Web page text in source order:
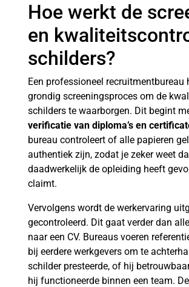
Hoe werkt de
en
schilders?
Een professioneel recruitmentbureau
grondig screeningsproces om de
schilders te waarborgen. Dit begint
verificatie van diploma’s en
bureau controleert of alle papieren
authentiek zijn, zodat je zeker weet
daadwerkelijk de opleiding heeft
claimt.
Vervolgens wordt de werkervaring
gecontroleerd. Dit gaat verder dan
naar een CV. Bureaus voeren
bij eerdere werkgevers om te
schilder presteerde, of hij
hij functioneerde binnen een team.